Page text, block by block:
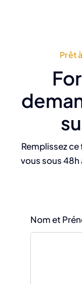
Prêt
Remplissez
vous sous
Nom et